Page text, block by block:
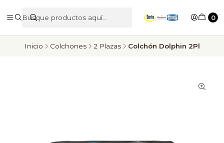
0
Inicio Colchones 2 Plazas Colchón Dolphin 2Pl